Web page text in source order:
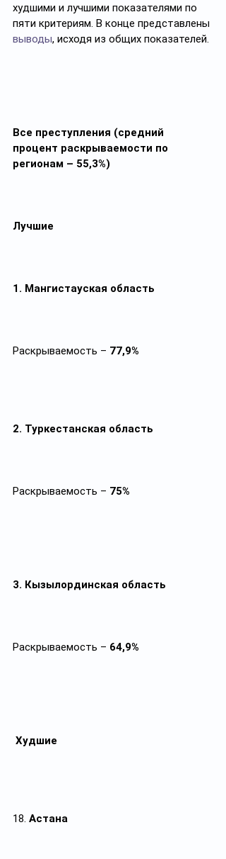
худшими и лучшими показателями по
пяти критериям. В конце представлены
выводы, исходя из общих показателей.
Все преступления (средний
процент раскрываемости по
регионам – 55,3%)
Лучшие
1. Мангистауская область
Раскрываемость – 77,9%
2. Туркестанская область
Раскрываемость – 75%
3. Кызылординская область
Раскрываемость – 64,9%
Худшие
18. Астана